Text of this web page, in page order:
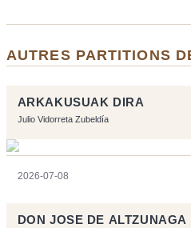
AUTRES PARTITIONS
ARKAKUSUAK DIRA
Julio Vidorreta Zubeldía
2026-07-08
DON JOSE DE ALTZUNAGA